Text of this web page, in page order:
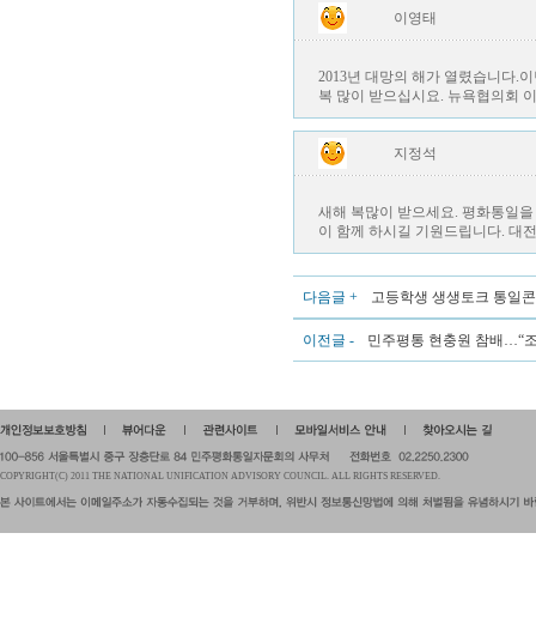
이영태
2013년 대망의 해가 열렸습니다.
복 많이 받으십시요. 뉴욕협의회
지정석
새해 복많이 받으세요. 평화통일
이 함께 하시길 기원드립니다. 대
다음글 + 고등학생 생생토크 통일
이전글 - 민주평통 현충원 참배…“
COPYRIGHT(C) 2011 THE NATIONAL UNIFICATION ADVISORY COUNCIL. ALL RIGHTS RESERVED.